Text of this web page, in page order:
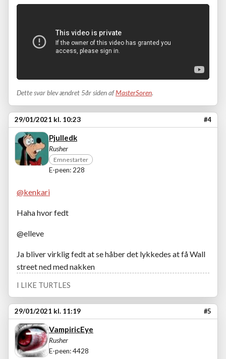
Dette svar blev ændret 5år siden afMasterSoren.
29/01/2021 kl. 10:23 #4
Pjulledk
Rusher
Emnestarter
E-peen: 228
@kenkari
Haha hvor fedt
@elleve
Ja bliver virklig fedt at se håber det lykkedes at få Wall
street ned med nakken
I LIKE TURTLES
29/01/2021 kl. 11:19 #5
VampiricEye
Rusher
E-peen: 4428